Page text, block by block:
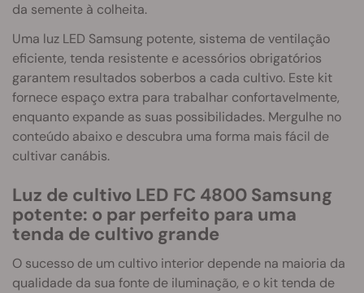
da semente à colheita.
Uma luz LED Samsung potente, sistema de ventilação
eficiente, tenda resistente e acessórios obrigatórios
garantem resultados soberbos a cada cultivo. Este kit
fornece espaço extra para trabalhar confortavelmente,
enquanto expande as suas possibilidades. Mergulhe no
conteúdo abaixo e descubra uma forma mais fácil de
cultivar canábis.
Luz de cultivo LED FC 4800 Samsung
potente: o par perfeito para uma
tenda de cultivo grande
O sucesso de um cultivo interior depende na maioria da
qualidade da sua fonte de iluminação, e o kit tenda de